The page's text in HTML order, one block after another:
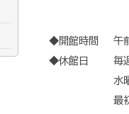
◆開館時間 午前
◆休館日 毎週
水曜日が祝祭
最初の